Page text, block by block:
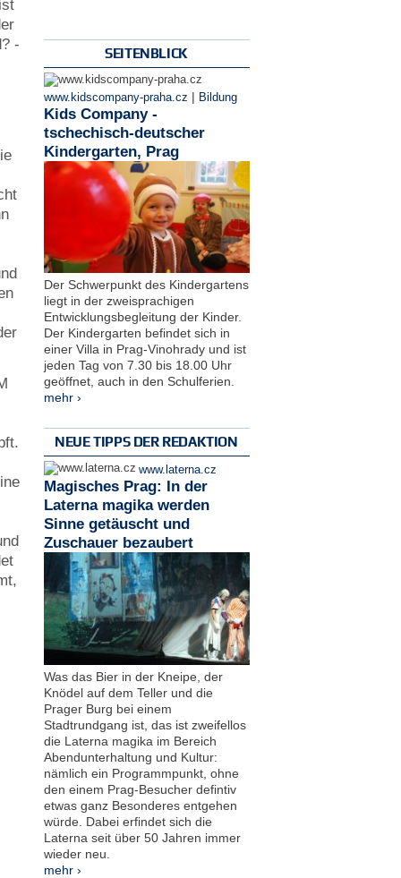
-
SEITENBLICK
www.kidscompany-praha.cz | Bildung
Kids Company -
tschechisch-deutscher
Kindergarten, Prag
Der Schwerpunkt des Kindergartens
liegt in der zweisprachigen
Entwicklungsbegleitung der Kinder.
Der Kindergarten befindet sich in
einer Villa in Prag-Vinohrady und ist
jeden Tag von 7.30 bis 18.00 Uhr
geöffnet, auch in den Schulferien.
mehr ›
NEUE TIPPS DER REDAKTION
www.laterna.cz
Magisches Prag: In der
Laterna magika werden
Sinne getäuscht und
Zuschauer bezaubert
Was das Bier in der Kneipe, der
Knödel auf dem Teller und die
Prager Burg bei einem
Stadtrundgang ist, das ist zweifellos
die Laterna magika im Bereich
Abendunterhaltung und Kultur:
nämlich ein Programmpunkt, ohne
den einem Prag-Besucher defintiv
etwas ganz Besonderes entgehen
würde. Dabei erfindet sich die
Laterna seit über 50 Jahren immer
wieder neu.
mehr ›